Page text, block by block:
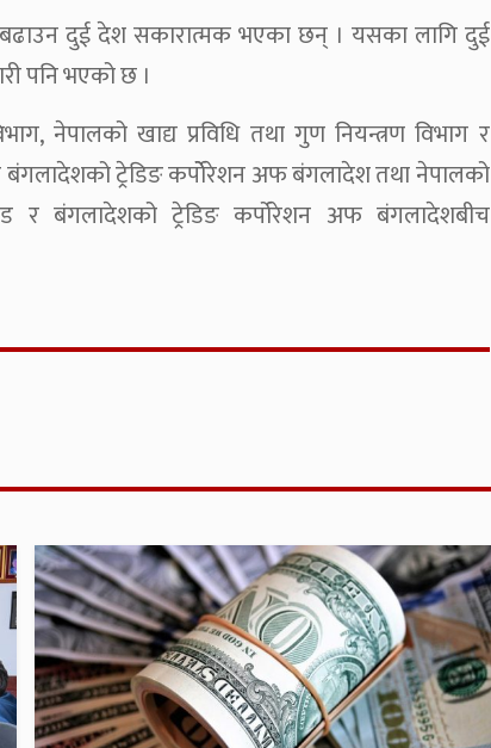
बढाउन दुई देश सकारात्मक भएका छन् । यसका लागि दुई
पनि भएको छ ।
नेपालको खाद्य प्रविधि तथा गुण नियन्त्रण विभाग र
बंगलादेशको ट्रेडिङ कर्पोेरेशन अफ बंगलादेश तथा नेपालको
र बंगलादेशको ट्रेडिङ कर्पोरेशन अफ बंगलादेशबीच